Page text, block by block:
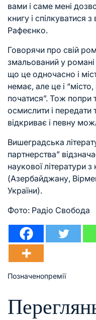
вами і саме мені
книгу і спілкуватися
Рафеєнко.
Говорячи про свій
змальований у романі
що це одночасно і
немає, але це і
початися”. Тож попри
осмислити і передати
відкриває і певну
Вишеградська
партнерства”
наукової літератури
(Азербайджану,
України).
Фото: Радіо Свобода
Позначенопремії